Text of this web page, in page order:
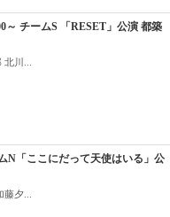
～ チームS 「RESET」公演 都築
川...
N「ここにだって天使はいる」公
夕...